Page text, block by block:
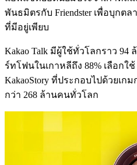
พันธมิตรกับ Friendster เพื่อบุกต
ที่มีอยู่เพียบ
Kakao Talk มีผู้ใช้ทั่วโลกราว
ร์ทโฟนในเกาหลีถึง 88% เลือก
KakaoStory ที่ประกอบไปด้วยเก
กว่า 268 ล้านคนทั่วโลก